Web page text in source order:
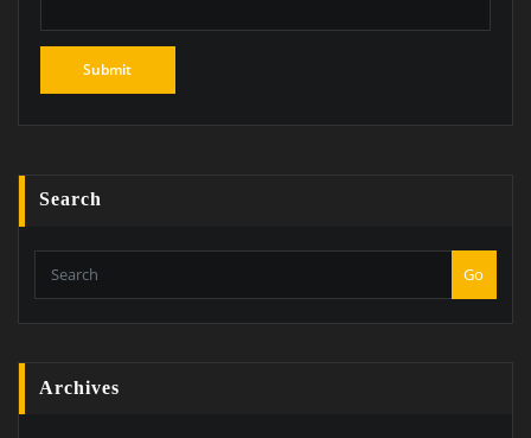
Search
Go
Archives